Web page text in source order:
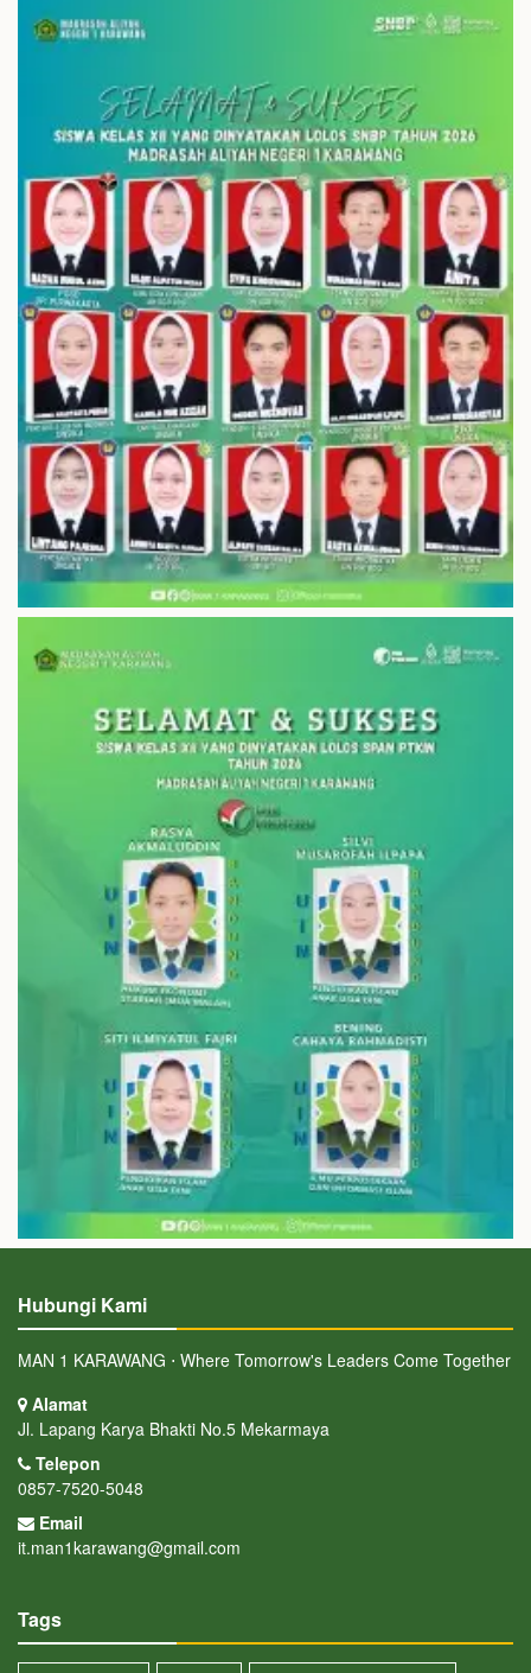
Hubungi Kami
MAN 1 KARAWANG ⋅ Where Tomorrow's Leaders Come Together
Alamat
Jl. Lapang Karya Bhakti No.5 Mekarmaya
Telepon
0857-7520-5048
Email
it.man1karawang@gmail.com
Tags